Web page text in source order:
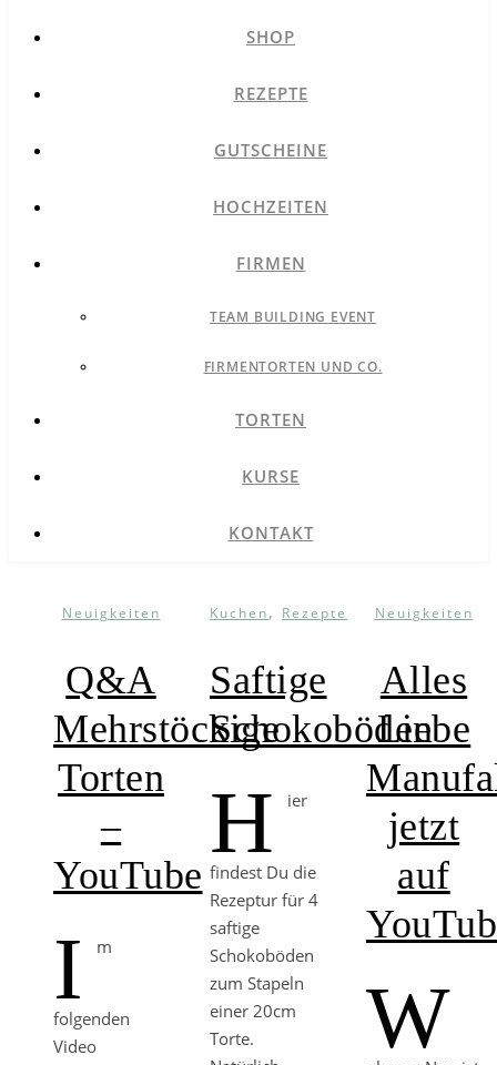
SHOP
REZEPTE
GUTSCHEINE
HOCHZEITEN
FIRMEN
TEAM BUILDING EVENT
FIRMENTORTEN UND CO.
TORTEN
KURSE
KONTAKT
Neuigkeiten
Q&A
Mehrstöckige
Torten
–
YouTube
I m
folgenden
Video
Kuchen, Rezepte
Saftige
Schokoböden
H ier
findest Du die
Rezeptur für 4
saftige
Schokoböden
zum Stapeln
einer 20cm
Torte.
Neuigkeiten
Alles
Liebe
jetzt
auf
W